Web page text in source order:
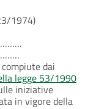
1974)
dai
legge 53/1990
iniziative
in vigore della